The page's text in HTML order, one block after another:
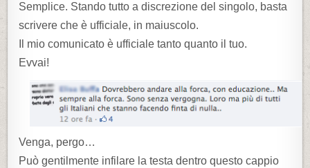
Semplice. Stando tutto a discrezione del singolo, basta
scrivere che è ufficiale, in maiuscolo.
Il mio comunicato è ufficiale tanto quanto il tuo.
Evvai!
Venga, pergo…
Può gentilmente infilare la testa dentro questo cappio